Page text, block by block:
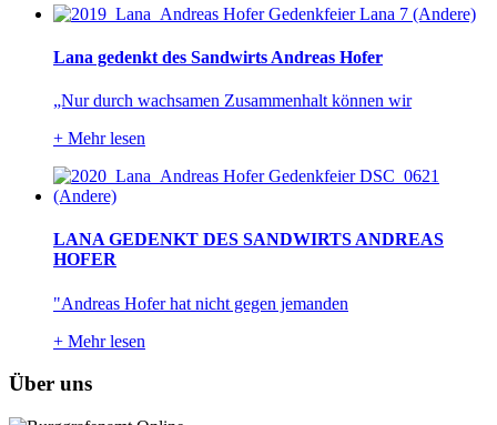
Lana gedenkt des Sandwirts Andreas Hofer
„Nur durch wachsamen Zusammenhalt können wir
+ Mehr lesen
LANA GEDENKT DES SANDWIRTS ANDREAS
HOFER
"Andreas Hofer hat nicht gegen jemanden
+ Mehr lesen
Über uns